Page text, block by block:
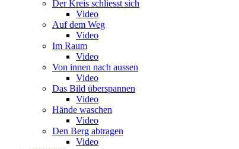
Der Kreis schliesst sich
Video
Auf dem Weg
Video
Im Raum
Video
Von innen nach aussen
Video
Das Bild überspannen
Video
Hände waschen
Video
Den Berg abtragen
Video